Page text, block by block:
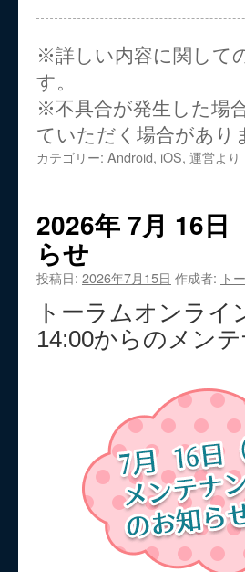
※詳しい内容に関して
す。
※不具合が発生した場
ていただく場合があり
カテゴリー: Android, iOS, 運営より
2026年 7月 16日
らせ
投稿日: 2026年7月15日 作成者: ト
トーラムオンライ
14:00からのメン